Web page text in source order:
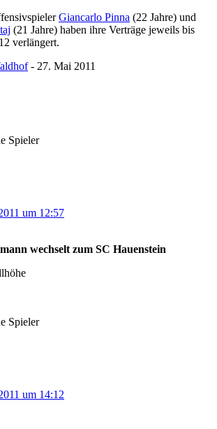
Giancarlo Pinna (22 Jahre) und
(21 Jahre) haben ihre Verträge jeweils bis
verlängert.
- 27. Mai 2011
Spieler
um 12:57
wechselt zum SC Hauenstein
Spieler
um 14:12